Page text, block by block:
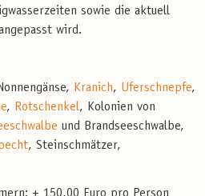
sowie die aktuell
wird.
Kranich, Uferschnepfe,
, Rotschenkel, Kolonien von
und Brandseeschwalbe,
, Steinschmätzer,